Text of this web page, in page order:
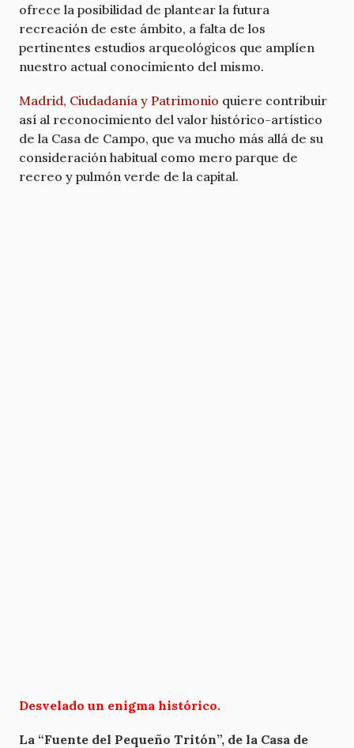
ofrece la posibilidad de plantear la futura
recreación de este ámbito, a falta de los
pertinentes estudios arqueológicos que amplíen
nuestro actual conocimiento del mismo.
Madrid, Ciudadanía y Patrimonio quiere contribuir
así al reconocimiento del valor histórico-artístico
de la Casa de Campo, que va mucho más allá de su
consideración habitual como mero parque de
recreo y pulmón verde de la capital.
Desvelado un enigma histórico.
La “Fuente del Pequeño Tritón”, de la Casa de